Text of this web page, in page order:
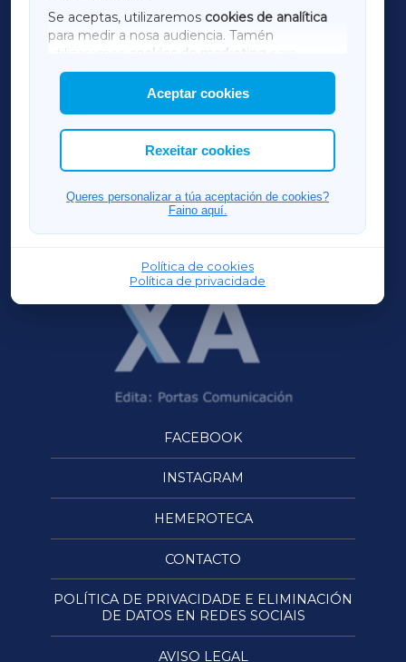
Se aceptas, utilizaremos cookies de analítica
para medir a nosa audiencia. Tamén
utilizaremos
cookies de marketing
mostrar publicidade de terceiros.
Así mesmo, podes personalizar a elección das
cookies que desexas permitir.
Aceptar cookies
Rexeitar cookies
Queres personalizar a túa aceptación de cookies?
Faino aquí.
Política de cookies
Política de privacidade
AMARIÑAXA
RIBEIRASACRAXA
ACORUÑAXA
FERROLXA
OURENSEXA
FACEBOOK
INSTAGRAM
HEMEROTECA
CONTACTO
POLÍTICA DE PRIVACIDADE E ELIMINACIÓN
DE DATOS EN REDES SOCIAIS
AVISO LEGAL